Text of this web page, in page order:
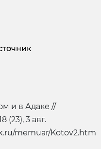
и в Адаке //
(23), 3 авг.
memuar/Kotov2.htm